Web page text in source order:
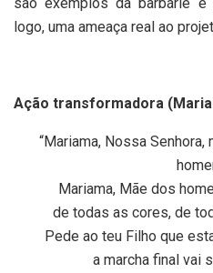
logo, uma ameaça real ao
Ação transformadora
“Mariama, Nossa
Mariama, Mãe dos
de todas as cores, de
Pede ao teu Filho que
a marcha final vai